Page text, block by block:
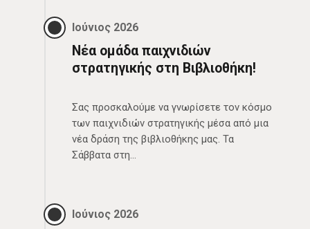
Ιούνιος 2026
Νέα ομάδα παιχνιδιών
στρατηγικής στη Βιβλιοθήκη!
Σας προσκαλούμε να γνωρίσετε τον κόσμο
των παιχνιδιών στρατηγικής μέσα από μια
νέα δράση της βιβλιοθήκης μας. Τα
Σάββατα στη…
Ιούνιος 2026